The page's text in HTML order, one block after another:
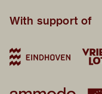
With support of